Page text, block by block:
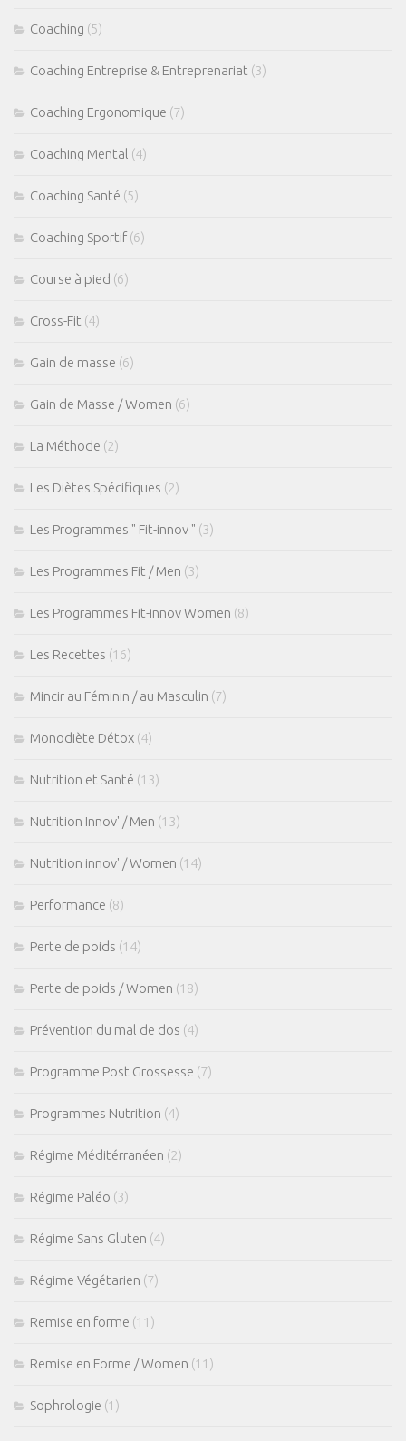
Coaching (5)
Coaching Entreprise & Entreprenariat (3)
Coaching Ergonomique (7)
Coaching Mental (4)
Coaching Santé (5)
Coaching Sportif(6)
Course à pied (6)
Cross-Fit (4)
Gain de masse (6)
Gain de Masse / Women (6)
La Méthode (2)
Les Diètes Spécifiques (2)
Les Programmes " Fit-innov " (3)
Les Programmes Fit / Men (3)
Les Programmes Fit-innov Women (8)
Les Recettes (16)
Mincir au Féminin / au Masculin (7)
Monodiète Détox (4)
Nutrition et Santé (13)
Nutrition Innov' / Men (13)
Nutrition innov' / Women (14)
Performance (8)
Perte de poids (14)
Perte de poids / Women (18)
Prévention du mal de dos (4)
Programme Post Grossesse (7)
Programmes Nutrition (4)
Régime Méditérranéen (2)
Régime Paléo (3)
Régime Sans Gluten (4)
Régime Végétarien (7)
Remise en forme (11)
Remise en Forme / Women (11)
Sophrologie (1)